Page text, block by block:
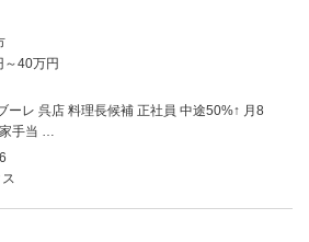
～40万円
ーレ 呉店 料理長候補 正社員 中途50%↑ 月8
⼿当 …